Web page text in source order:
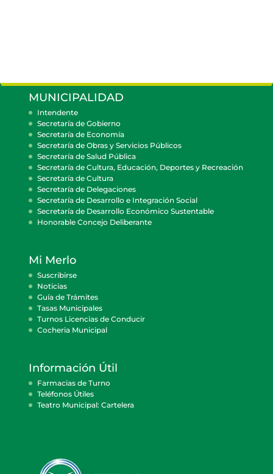
MUNICIPALIDAD
Intendente
Secretaría de Gobierno
Secretaría de Economía
Secretaría de Obras y Servicios Públicos
Secretaría de Salud Pública
Secretaría de Cultura, Educación, Deportes y Recreación
Secretaría de Cultura
Secretaría de Delegaciones
Secretaría de Desarrollo e Integración Social
Secretaría de Desarrollo Económico Sustentable
Honorable Concejo Deliberante
Mi Merlo
Suscribirse
Noticias
Guía de Trámites
Tasas Municipales
Turnos Licencias de Conducir
Cocheria Municipal
Información Útil
Farmacias de Turno
Teléfonos Útiles
Teatro Municipal: Cartelera